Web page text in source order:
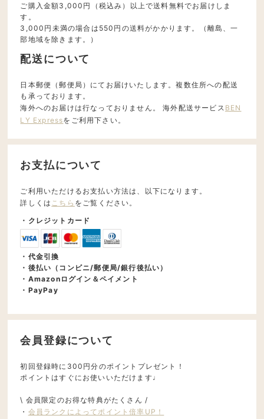
ご購入金額3,000円（税込み）以上で送料無料でお届けしま
す。
3,000円未満の場合は550円の送料がかかります。（離島、一
部地域を除きます。）
配送について
日本郵便（郵便局）にてお届けいたします。複数住所への配送
も承っております。
海外へのお届けは行なっておりません。 海外配送サービス BEN
LY Expressをご利用下さい。
お支払について
ご利用いただけるお支払い方法は、以下になります。
詳しくは こちら をご覧ください。
・クレジットカード
・代金引換
・後払い（コンビニ/郵便局/銀行後払い）
・Amazonログイン＆ペイメント
・PayPay
会員登録について
初回登録時に300円分のポイントプレゼント！
ポイントはすぐにお使いいただけます♩
\ 会員限定のお得な特典がたくさん /
・ 会員ランクによってポイント倍率UP！